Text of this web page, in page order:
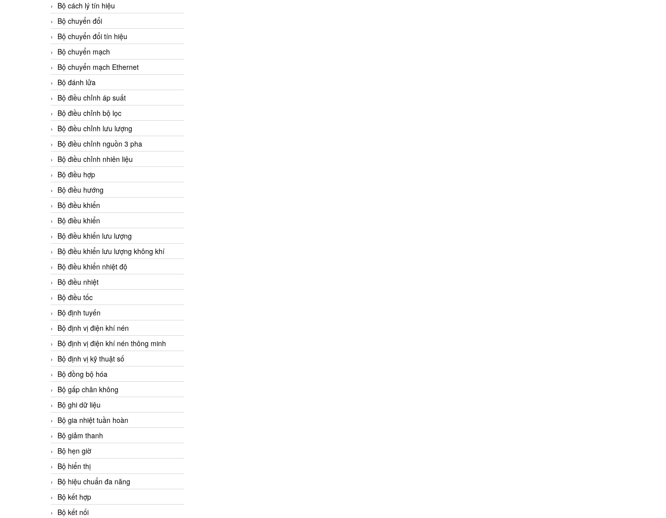
Bộ cách lý tín hiệu
Bộ chuyển đổi
Bộ chuyển đổi tín hiệu
Bộ chuyển mạch
Bộ chuyển mạch Ethernet
Bộ đánh lửa
Bộ điều chỉnh áp suất
Bộ điều chỉnh bộ lọc
Bộ điều chỉnh lưu lượng
Bộ điều chỉnh nguồn 3 pha
Bộ điều chỉnh nhiên liệu
Bộ điều hợp
Bộ điều hướng
Bộ điều khiển
Bộ điều khiển
Bộ điều khiển lưu lượng
Bộ điều khiển lưu lượng không khí
Bộ điều khiển nhiệt độ
Bộ điều nhiệt
Bộ điều tốc
Bộ định tuyến
Bộ định vị điện khí nén
Bộ định vị điện khí nén thông minh
Bộ định vị kỹ thuật số
Bộ đồng bộ hóa
Bộ gấp chân không
Bộ ghi dữ liệu
Bộ gia nhiệt tuần hoàn
Bộ giảm thanh
Bộ hẹn giờ
Bộ hiển thị
Bộ hiệu chuẩn đa năng
Bộ kết hợp
Bộ kết nối